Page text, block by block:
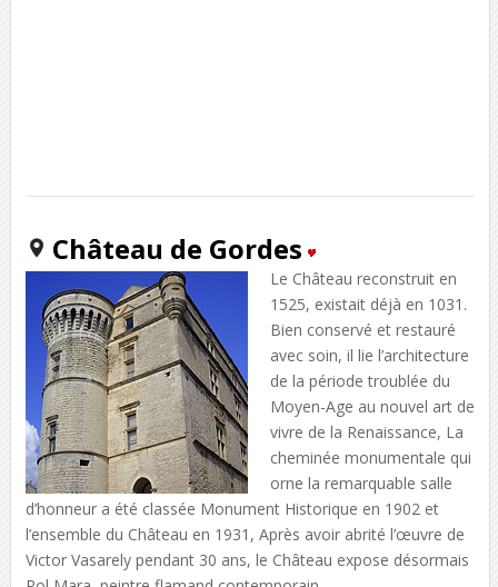
Château de Gordes
Le Château reconstruit en
1525, existait déjà en 1031.
Bien conservé et restauré
avec soin, il lie l’architecture
de la période troublée du
Moyen-Age au nouvel art de
vivre de la Renaissance, La
cheminée monumentale qui
orne la remarquable salle
d’honneur a été classée Monument Historique en 1902 et
l’ensemble du Château en 1931, Après avoir abrité l’œuvre de
Victor Vasarely pendant 30 ans, le Château expose désormais